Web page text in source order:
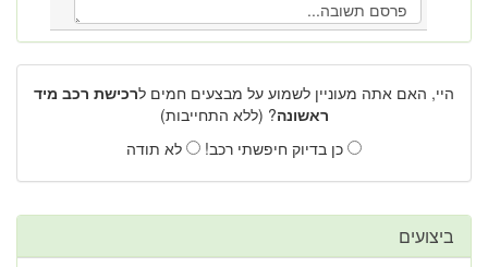
היי, האם אתה מעוניין לשמוע על מבצעים חמים לרכישת רכב מיד
ראשונה? (ללא התחייבות)
כן בדיוק חיפשתי רכב!
לא תודה
ביצועים